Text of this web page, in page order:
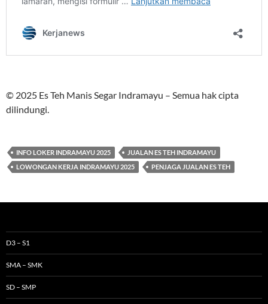
© 2025 Es Teh Manis Segar Indramayu – Semua hak cipta
dilindungi.
INFO LOKER INDRAMAYU 2025
JUALAN ES TEH INDRAMAYU
LOWONGAN KERJA INDRAMAYU 2025
PENJAGA JUALAN ES TEH
D3 – S1
SMA – SMK
SD – SMP